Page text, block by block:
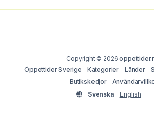
Copyright © 2026
Öppettider Sverige
Kategorier Länder
Butikskedjor
Svenska
English